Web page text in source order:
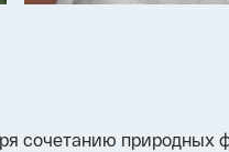
сочетанию природных